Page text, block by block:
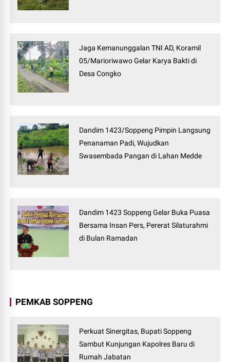
Jaga Kemanunggalan TNI AD, Koramil
05/Marioriwawo Gelar Karya Bakti di
Desa Congko
Dandim 1423/Soppeng Pimpin Langsung
Penanaman Padi, Wujudkan
Swasembada Pangan di Lahan Medde
Dandim 1423 Soppeng Gelar Buka Puasa
Bersama Insan Pers, Pererat Silaturahmi
di Bulan Ramadan
PEMKAB SOPPENG
Perkuat Sinergitas, Bupati Soppeng
Sambut Kunjungan Kapolres Baru di
Rumah Jabatan